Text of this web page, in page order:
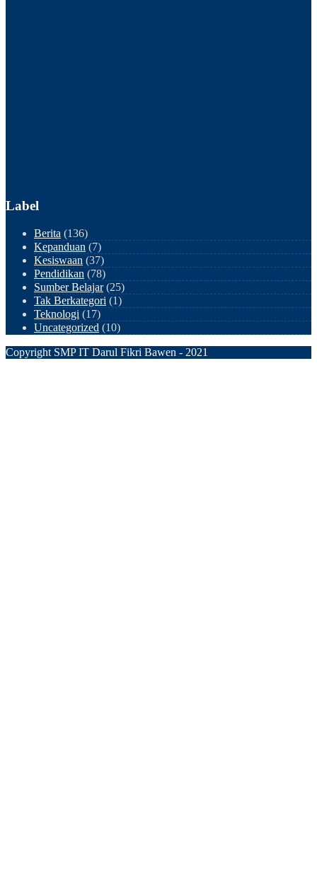
Label
Berita (136)
Kepanduan (7)
Kesiswaan (37)
Pendidikan (78)
Sumber Belajar(25)
Tak Berkategori (1)
Teknologi (17)
Uncategorized (10)
Copyright SMP IT Darul Fikri Bawen - 2021